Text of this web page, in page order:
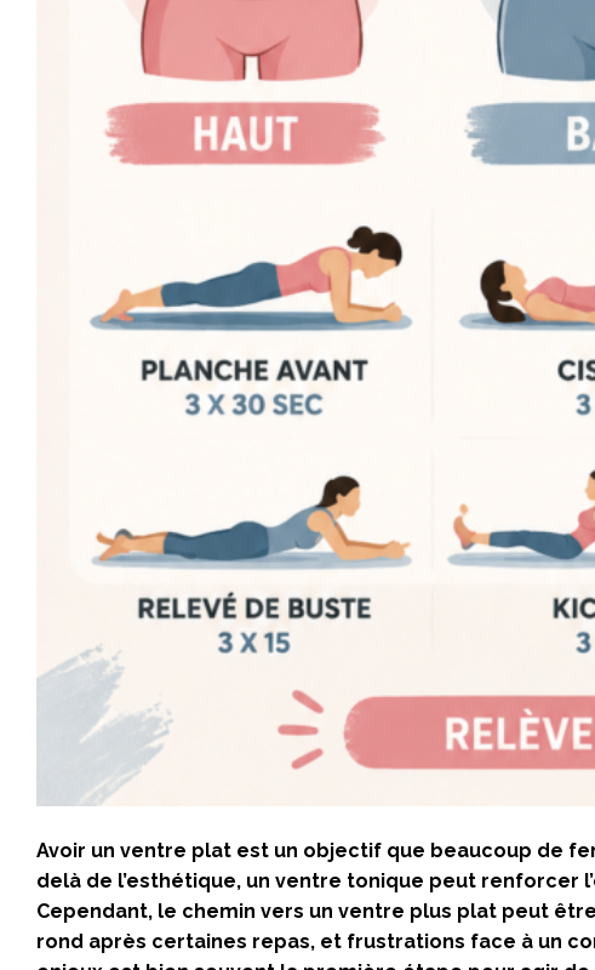
Avoir un ventre plat est un objectif que beaucoup de
delà de l’esthétique, un ventre tonique peut renforcer
Cependant, le chemin vers un ventre plus plat peut
rond après certaines repas, et frustrations face à un